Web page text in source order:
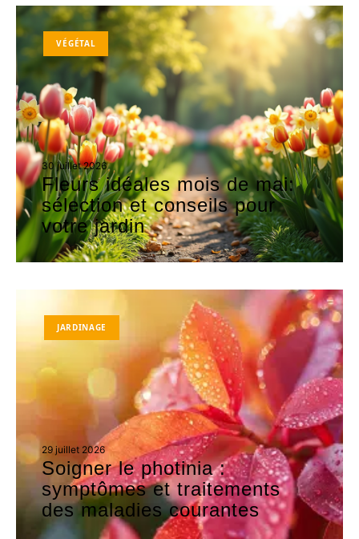
VÉGÉTAL
30 juillet 2026
Fleurs idéales mois de mai:
sélection et conseils pour
votre jardin
JARDINAGE
29 juillet 2026
Soigner le photinia :
symptômes et traitements
des maladies courantes